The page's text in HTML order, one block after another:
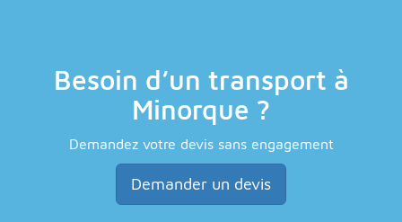
Besoin d’un transport à
Minorque ?
Demandez votre devis sans engagement
Demander un devis